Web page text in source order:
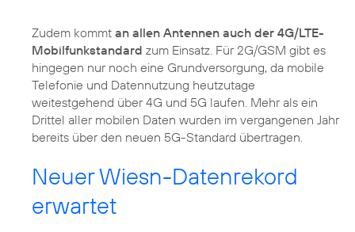
Zudem kommt an allen Antennen auch der 4G/LTE-
Mobilfunkstandard zum Einsatz. Für 2G/GSM gibt es
hingegen nur noch eine Grundversorgung, da mobile
Telefonie und Datennutzung heutzutage
weitestgehend über 4G und 5G laufen. Mehr als ein
Drittel aller mobilen Daten wurden im vergangenen Jahr
bereits über den neuen 5G-Standard übertragen.
Neuer Wiesn-Datenrekord
erwartet